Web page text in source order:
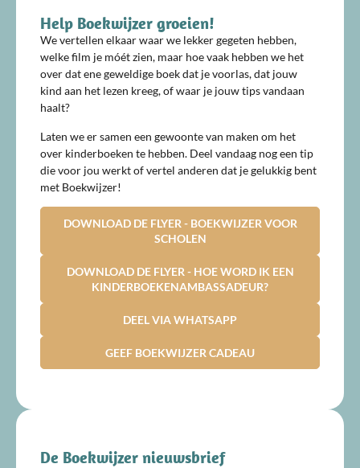
Help Boekwijzer groeien!
We vertellen elkaar waar we lekker gegeten hebben,
welke film je móét zien, maar hoe vaak hebben we het
over dat ene geweldige boek dat je voorlas, dat jouw
kind aan het lezen kreeg, of waar je jouw tips vandaan
haalt?
Laten we er samen een gewoonte van maken om het
over kinderboeken te hebben. Deel vandaag nog een tip
die voor jou werkt of vertel anderen dat je gelukkig bent
met Boekwijzer!
DOWNLOAD DE FLYER - BOEKWIJZER VOOR
SCHOLEN
DOWNLOAD DE FLYER - HOE WORD IK EEN
KINDERBOEKENAMBASSADEUR?
DEEL VIA WHATSAPP
GEEF BOEKWIJZER CADEAU
De Boekwijzer nieuwsbrief